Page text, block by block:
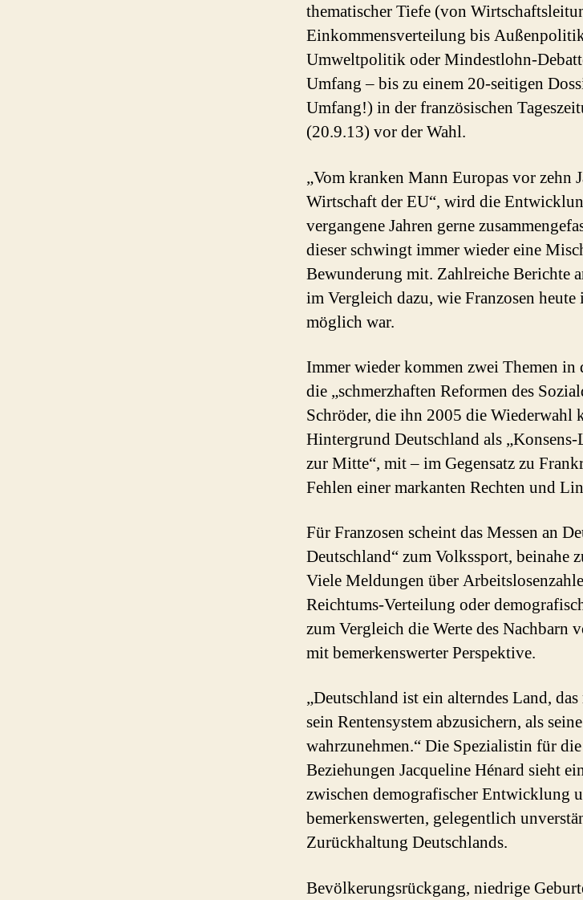
thematischer Tiefe (von
Einkommensverteilung bis
Umweltpolitik oder Mindestlohn-
Umfang – bis zu einem 20-seitigen
Umfang!) in der französischen
(20.9.13) vor der Wahl.
„Vom kranken Mann Europas vor zehn
Wirtschaft der EU“, wird die
vergangene Jahren gerne
dieser schwingt immer wieder eine
Bewunderung mit. Zahlreiche Berichte
im Vergleich dazu, wie Franzosen
möglich war.
Immer wieder kommen zwei Themen
die „schmerzhaften Reformen des
Schröder, die ihn 2005 die Wiederwahl
Hintergrund Deutschland als
zur Mitte“, mit – im Gegensatz zu
Fehlen einer markanten Rechten und
Für Franzosen scheint das Messen an
Deutschland“ zum Volkssport, beinahe
Viele Meldungen über
Reichtums-Verteilung oder
zum Vergleich die Werte des Nachbarn
mit bemerkenswerter Perspektive.
„Deutschland ist ein alterndes Land,
sein Rentensystem abzusichern, als
wahrzunehmen.“ Die Spezialistin für
Beziehungen Jacqueline Hénard sieht
zwischen demografischer Entwicklung
bemerkenswerten, gelegentlich
Zurückhaltung Deutschlands.
Bevölkerungsrückgang, niedrige